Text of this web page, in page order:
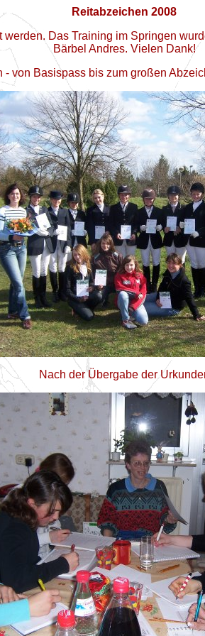
Reitabzeichen 2008
Das Training im Springen
Bärbel Andres. Vielen Dank!
- von Basispass bis zum großen
Nach der Übergabe der